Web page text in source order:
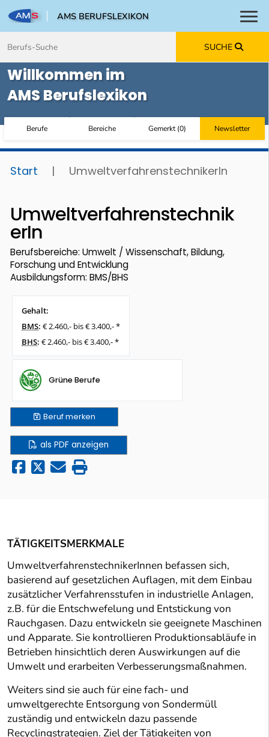
AMS BERUFSLEXIKON
SUCHE
Willkommen im
AMS Berufslexikon
Berufe Bereiche Gemerkt(0) Newsletter
Start | UmweltverfahrenstechnikerIn
Umweltverfahrenstechnik
erIn
Berufsbereiche: Umwelt / Wissenschaft, Bildung,
Forschung und Entwicklung
Ausbildungsform: BMS/BHS
Gehalt:
BMS: € 2.460,- bis € 3.400,- *
BHS: € 2.460,- bis € 3.400,- *
Grüne Berufe
Berufmerken
als PDF anzeigen
TÄTIGKEITSMERKMALE
UmweltverfahrenstechnikerInnen befassen sich,
basierend auf gesetzlichen Auflagen, mit dem Einbau
zusätzlicher Verfahrensstufen in industrielle Anlagen,
z.B. für die Entschwefelung und Entstickung von
Rauchgasen. Dazu entwickeln sie geeignete Maschinen
und Apparate. Sie kontrollieren Produktionsabläufe in
Betrieben hinsichtlich deren Auswirkungen auf die
Umwelt und erarbeiten Verbesserungsmaßnahmen.
Weiters sind sie auch für eine fach- und
umweltgerechte Entsorgung von Sondermüll
zuständig und entwickeln dazu passende
Recyclingstrategien. Ziel der Tätigkeiten von